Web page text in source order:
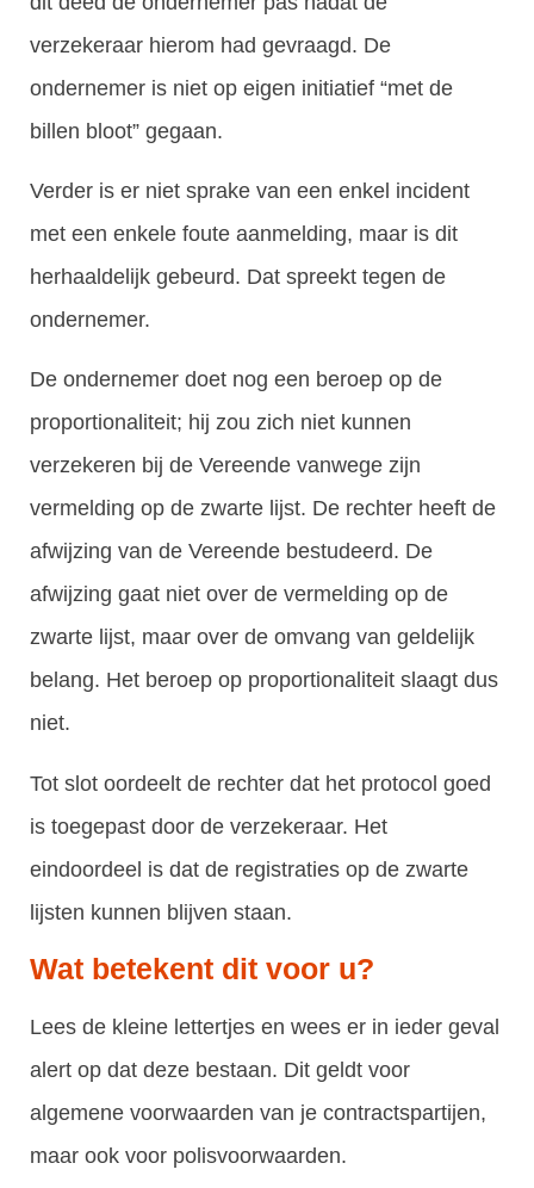
verzekeraar hierom had gevraagd. De
ondernemer is niet op eigen initiatief “met de
billen bloot” gegaan.
Verder is er niet sprake van een enkel incident
met een enkele foute aanmelding, maar is dit
herhaaldelijk gebeurd. Dat spreekt tegen de
ondernemer.
De ondernemer doet nog een beroep op de
proportionaliteit; hij zou zich niet kunnen
verzekeren bij de Vereende vanwege zijn
vermelding op de zwarte lijst. De rechter heeft de
afwijzing van de Vereende bestudeerd. De
afwijzing gaat niet over de vermelding op de
zwarte lijst, maar over de omvang van geldelijk
belang. Het beroep op proportionaliteit slaagt dus
niet.
Tot slot oordeelt de rechter dat het protocol goed
is toegepast door de verzekeraar. Het
eindoordeel is dat de registraties op de zwarte
lijsten kunnen blijven staan.
Wat betekent dit voor u?
Lees de kleine lettertjes en wees er in ieder geval
alert op dat deze bestaan. Dit geldt voor
algemene voorwaarden van je contractspartijen,
maar ook voor polisvoorwaarden.